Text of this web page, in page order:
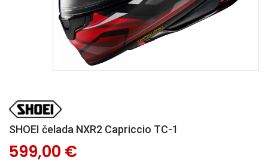
SHOEI čelada NXR2 Capriccio TC-1
599,00 €